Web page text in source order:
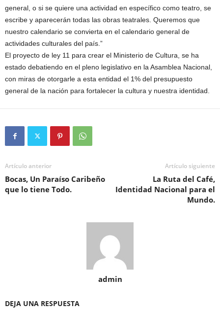
general, o si se quiere una actividad en específico como teatro, se
escribe y aparecerán todas las obras teatrales. Queremos que
nuestro calendario se convierta en el calendario general de
actividades culturales del país.”
El proyecto de ley 11 para crear el Ministerio de Cultura, se ha
estado debatiendo en el pleno legislativo en la Asamblea Nacional,
con miras de otorgarle a esta entidad el 1% del presupuesto
general de la nación para fortalecer la cultura y nuestra identidad.
Artículo anterior
Bocas, Un Paraíso Caribeño
que lo tiene Todo.
Artículo siguiente
La Ruta del Café,
Identidad Nacional para el
Mundo.
admin
DEJA UNA RESPUESTA